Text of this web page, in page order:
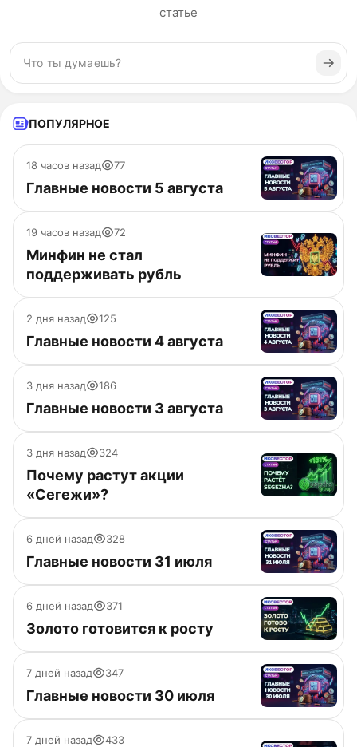
статье
ПОПУЛЯРНОЕ
18 часов назад 77
Главные новости 5 августа
19 часов назад 72
Минфин не стал
поддерживать рубль
2 дня назад 125
Главные новости 4 августа
3 дня назад 186
Главные новости 3 августа
3 дня назад 324
Почему растут акции
«Сегежи»?
6 дней назад 328
Главные новости 31 июля
6 дней назад 371
Золото готовится к росту
7 дней назад 347
Главные новости 30 июля
7 дней назад 433